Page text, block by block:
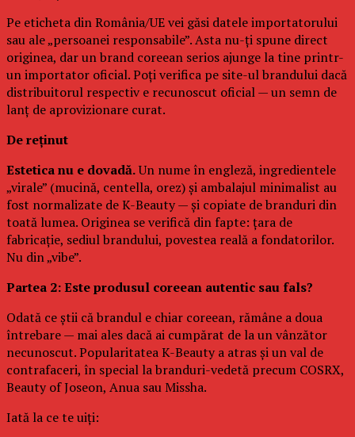
Pe eticheta din România/UE vei găsi datele importatorului
sau ale „persoanei responsabile”. Asta nu-ți spune direct
originea, dar un brand coreean serios ajunge la tine printr-
un importator oficial. Poți verifica pe site-ul brandului dacă
distribuitorul respectiv e recunoscut oficial — un semn de
lanț de aprovizionare curat.
De reținut
Estetica nu e dovadă.Un nume în engleză, ingredientele
„virale” (mucină, centella, orez) și ambalajul minimalist au
fost normalizate de K-Beauty — și copiate de branduri din
toată lumea. Originea se verifică din fapte: țara de
fabricație, sediul brandului, povestea reală a fondatorilor.
Nu din „vibe”.
Partea 2: Este produsul coreean autentic sau fals?
Odată ce știi că brandul e chiar coreean, rămâne a doua
întrebare — mai ales dacă ai cumpărat de la un vânzător
necunoscut. Popularitatea K-Beauty a atras și un val de
contrafaceri, în special la branduri-vedetă precum COSRX,
Beauty of Joseon, Anua sau Missha.
Iată la ce te uiți: